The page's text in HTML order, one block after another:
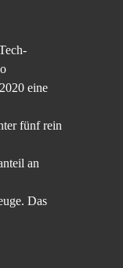
eine
fünf rein
an
Das